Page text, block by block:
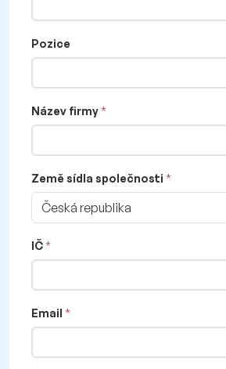
Pozice
Název firmy
Země sídla společnosti
Česká republika
IČ
Email